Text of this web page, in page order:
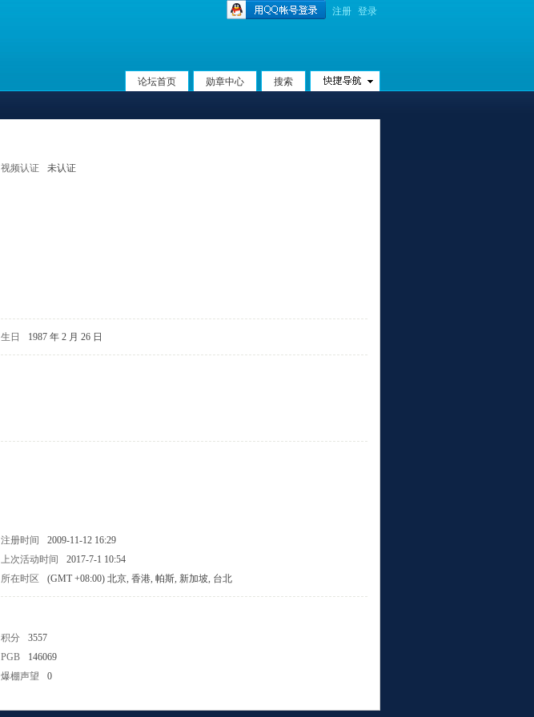
注册 登录
论坛首页 勋章中心 搜索
视频认证 未认证
生日 1987 年 2 月 26 日
注册时间
2009-11-12 16:29
上次活动时间
2017-7-1 10:54
所在时区 (GMT +08:00) 北京, 香港, 帕斯, 新加坡, 台北
积分
3557
PGB
146069
爆棚声望 0